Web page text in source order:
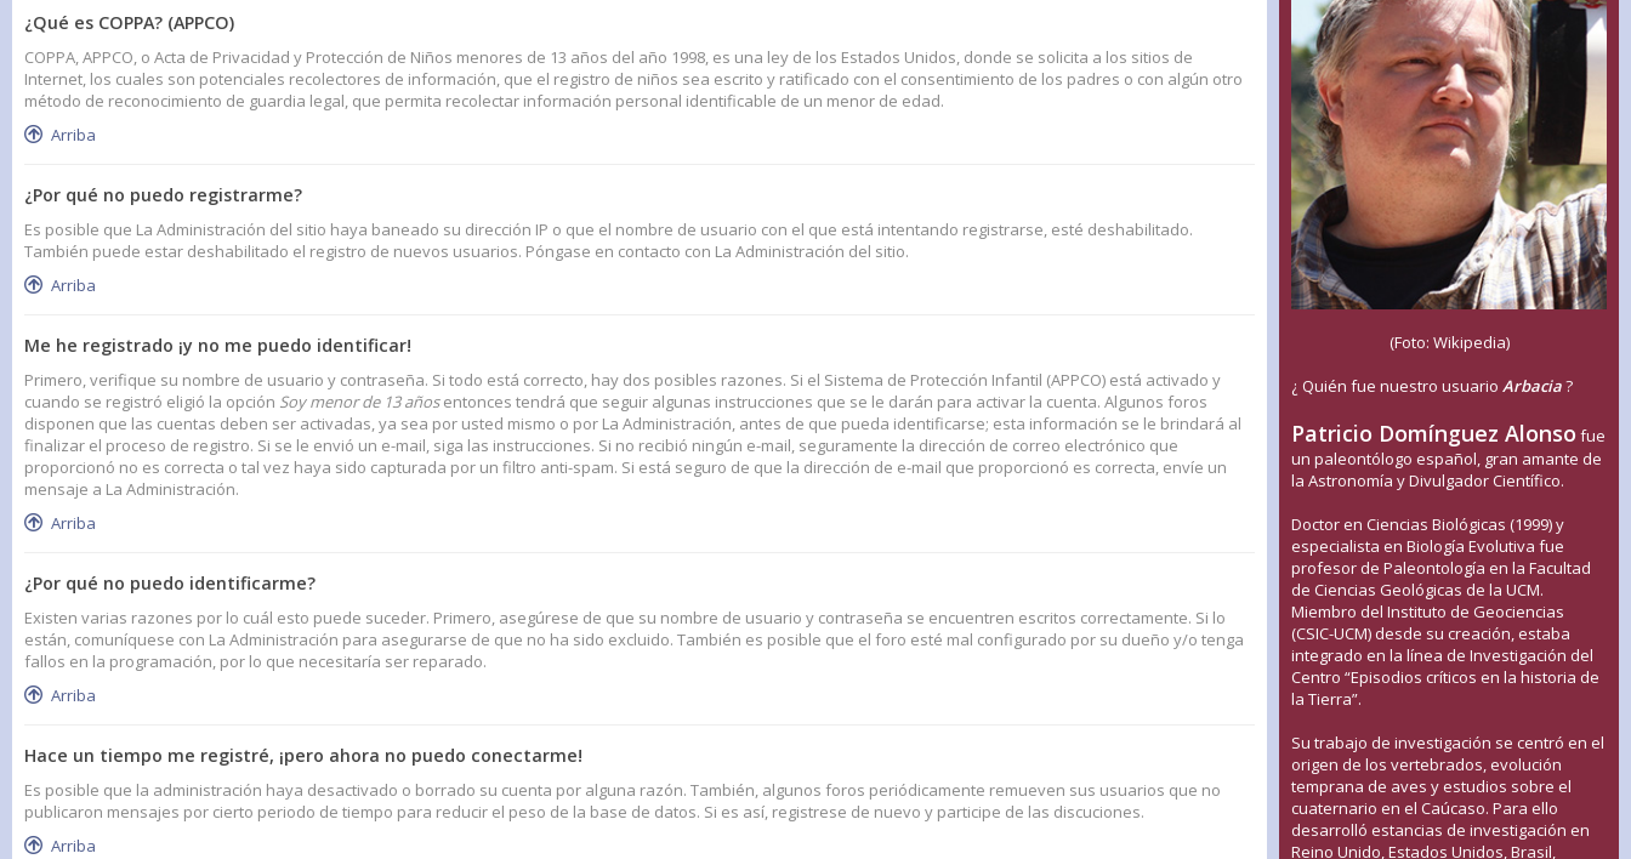
¿Qué es COPPA? (APPCO)
COPPA, APPCO, o Acta de Privacidad y Protección de Niños menores de 13 años del año 1998, es una ley de los Estados Unidos, donde se solicita a los sitios de
Internet, los cuales son potenciales recolectores de información, que el registro de niños sea escrito y ratificado con el consentimiento de los padres o con algún otro
método de reconocimiento de guardia legal, que permita recolectar información personal identificable de un menor de edad.
Arriba
¿Por qué no puedo registrarme?
Es posible que La Administración del sitio haya baneado su dirección IP o que el nombre de usuario con el que está intentando registrarse, esté deshabilitado.
También puede estar deshabilitado el registro de nuevos usuarios. Póngase en contacto con La Administración del sitio.
Arriba
Me he registrado ¡y no me puedo identificar!
Primero, verifique su nombre de usuario y contraseña. Si todo está correcto, hay dos posibles razones. Si el Sistema de Protección Infantil (APPCO) está activado y
cuando se registró eligió la opción Soy menor de 13 añosentonces tendrá que seguir algunas instrucciones que se le darán para activar la cuenta. Algunos foros
disponen que las cuentas deben ser activadas, ya sea por usted mismo o por La Administración, antes de que pueda identificarse; esta información se le brindará al
finalizar el proceso de registro. Si se le envió un e-mail, siga las instrucciones. Si no recibió ningún e-mail, seguramente la dirección de correo electrónico que
proporcionó no es correcta o tal vez haya sido capturada por un filtro anti-spam. Si está seguro de que la dirección de e-mail que proporcionó es correcta, envíe un
mensaje a La Administración.
Arriba
¿Por qué no puedo identificarme?
Existen varias razones por lo cuál esto puede suceder. Primero, asegúrese de que su nombre de usuario y contraseña se encuentren escritos correctamente. Si lo
están, comuníquese con La Administración para asegurarse de que no ha sido excluido. También es posible que el foro esté mal configurado por su dueño y/o tenga
fallos en la programación, por lo que necesitaría ser reparado.
Arriba
Hace un tiempo me registré, ¡pero ahora no puedo conectarme!
Es posible que la administración haya desactivado o borrado su cuenta por alguna razón. También, algunos foros periódicamente remueven sus usuarios que no
publicaron mensajes por cierto periodo de tiempo para reducir el peso de la base de datos. Si es así, registrese de nuevo y participe de las discuciones.
Arriba
(Foto: Wikipedia)
¿ Quién fue nuestro usuario Arbacia?
Patricio Domínguez Alonso fue
un paleontólogo español, gran amante de
la Astronomía y Divulgador Científico.
Doctor en Ciencias Biológicas (1999) y
especialista en Biología Evolutiva fue
profesor de Paleontología en la Facultad
de Ciencias Geológicas de la UCM.
Miembro del Instituto de Geociencias
(CSIC-UCM) desde su creación, estaba
integrado en la línea de Investigación del
Centro “Episodios críticos en la historia de
la Tierra”.
Su trabajo de investigación se centró en el
origen de los vertebrados, evolución
temprana de aves y estudios sobre el
cuaternario en el Caúcaso. Para ello
desarrolló estancias de investigación en
Reino Unido, Estados Unidos, Brasil,